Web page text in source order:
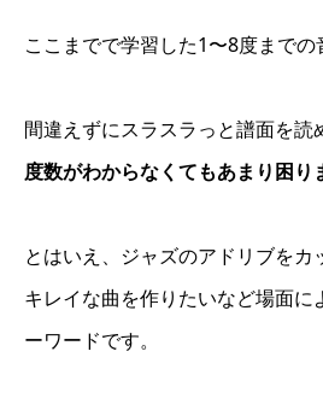
ここまでで学習した1〜8度までの
間違えずにスラスラっと譜面を読
度数がわからなくてもあまり困り
とはいえ、ジャズのアドリブをカ
キレイな曲を作りたいなど場面に
ーワードです。